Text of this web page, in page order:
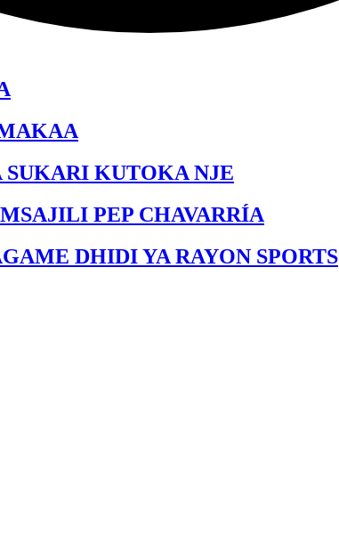
KUTOKA NJE
PEP CHAVARRÍA
DHIDI YA RAYON SPORTS